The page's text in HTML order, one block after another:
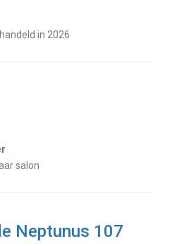
in 2026
salon
Neptunus 107